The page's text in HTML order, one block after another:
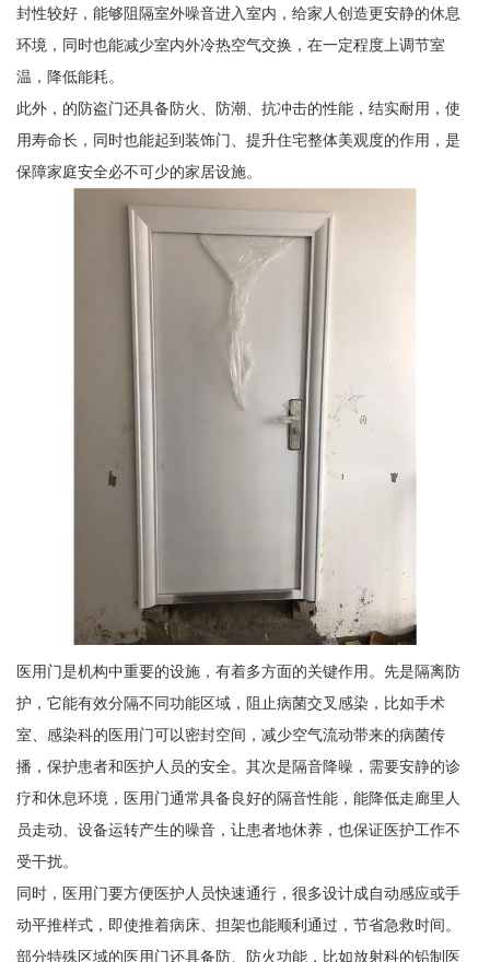
封性较好，能够阻隔室外噪音进入室内，给家人创造更安静的休息
环境，同时也能减少室内外冷热空气交换，在一定程度上调节室
温，降低能耗。
此外，的防盗门还具备防火、防潮、抗冲击的性能，结实耐用，使
用寿命长，同时也能起到装饰门、提升住宅整体美观度的作用，是
保障家庭安全必不可少的家居设施。
医用门是机构中重要的设施，有着多方面的关键作用。先是隔离防
护，它能有效分隔不同功能区域，阻止病菌交叉感染，比如手术
室、感染科的医用门可以密封空间，减少空气流动带来的病菌传
播，保护患者和医护人员的安全。其次是隔音降噪，需要安静的诊
疗和休息环境，医用门通常具备良好的隔音性能，能降低走廊里人
员走动、设备运转产生的噪音，让患者地休养，也保证医护工作不
受干扰。
同时，医用门要方便医护人员快速通行，很多设计成自动感应或手
动平推样式，即使推着病床、担架也能顺利通过，节省急救时间。
部分特殊区域的医用门还具备防、防火功能，比如放射科的铅制医